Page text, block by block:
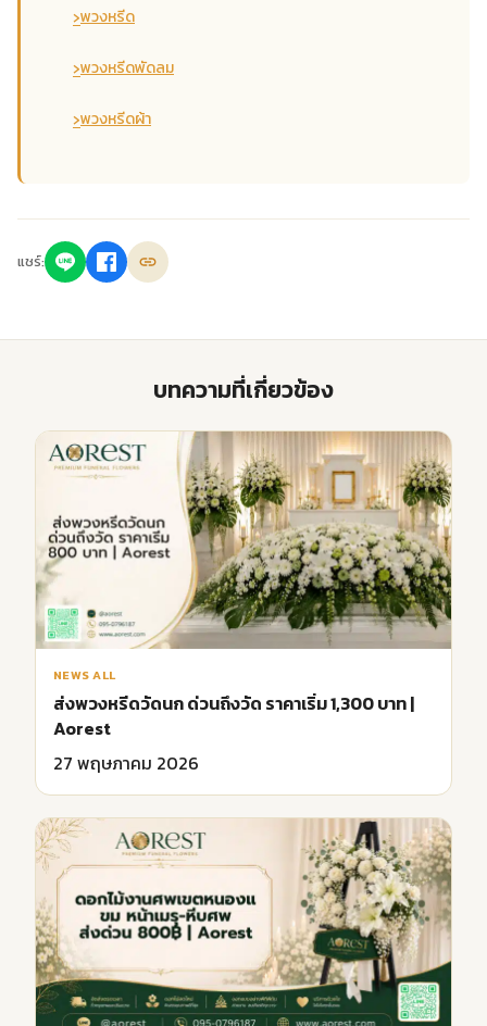
›พวงหรีด
›พวงหรีดพัดลม
›พวงหรีดผ้า
แชร์:
บทความที่เกี่ยวข้อง
NEWS ALL
ส่งพวงหรีดวัดนก ด่วนถึงวัด ราคาเริ่ม 1,300 บาท |
Aorest
27 พฤษภาคม 2026